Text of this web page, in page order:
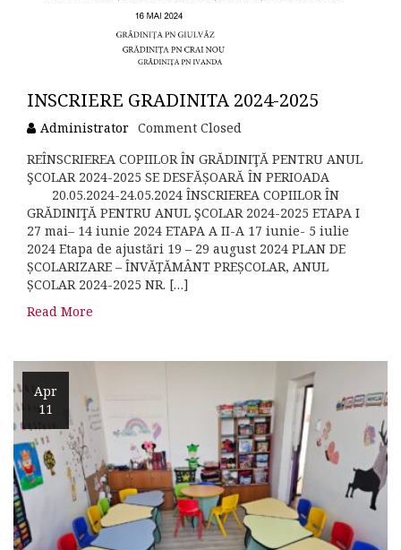
INSCRIERE GRADINITA 2024-2025
Administrator Comment Closed
REÎNSCRIEREA COPIILOR ÎN GRĂDINIŢĂ PENTRU ANUL
ŞCOLAR 2024-2025 SE DESFĂȘOARĂ ÎN PERIOADA
20.05.2024-24.05.2024 ÎNSCRIEREA COPIILOR ÎN
GRĂDINIŢĂ PENTRU ANUL ŞCOLAR 2024-2025 ETAPA I
27 mai– 14 iunie 2024 ETAPA A II-A 17 iunie- 5 iulie
2024 Etapa de ajustări 19 – 29 august 2024 PLAN DE
ȘCOLARIZARE – ÎNVĂȚĂMÂNT PREȘCOLAR, ANUL
ȘCOLAR 2024-2025 NR. […]
Read More
Apr
11